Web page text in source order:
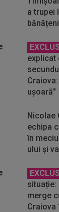
a trupei
explicat
ușoară"
Nicolae
echipa
în
ului şi
situație:
merge
Craiova